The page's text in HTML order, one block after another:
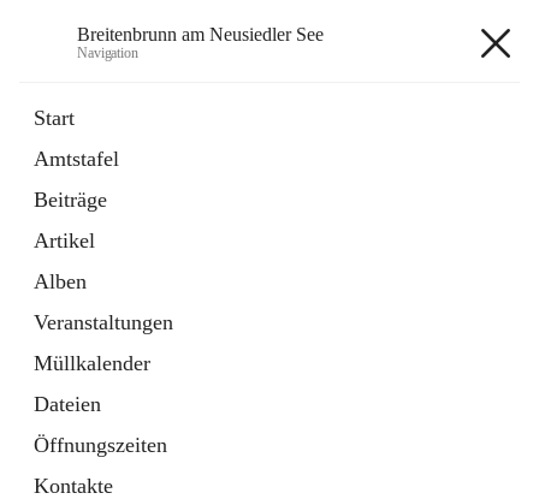
Breitenbrunn am Neusiedler See
Navigation
Start
Amtstafel
Beiträge
Artikel
Alben
Veranstaltungen
Müllkalender
Dateien
Öffnungszeiten
Kontakte
18 Schnellzugriffe
Gemeindeservice